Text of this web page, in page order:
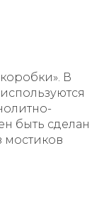
В
быть сделан
мостиков